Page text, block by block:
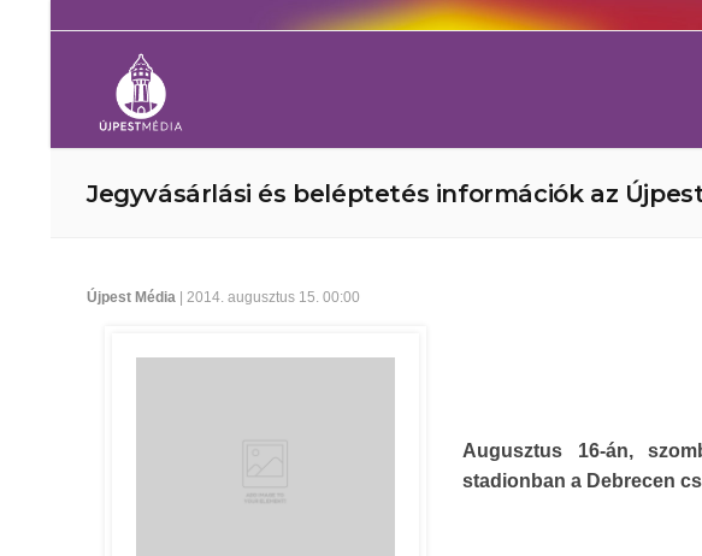
Jegyvásárlási és beléptetés információk az
Újpest Média | 2014. augusztus 15. 00:00
Augusztus 16-án,
stadionban a Debrecen